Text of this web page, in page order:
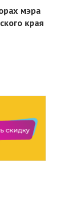
мэра
края